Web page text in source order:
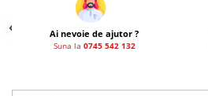
Ai nevoie de ajutor ?
Suna la 0745 542 132